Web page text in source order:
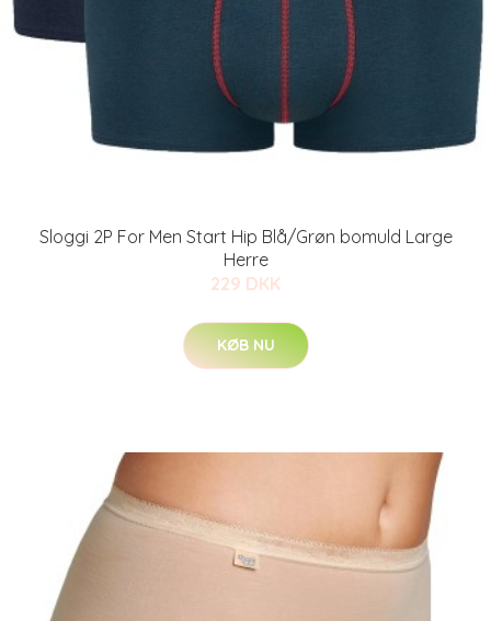
Sloggi 2P For Men Start Hip Blå/Grøn bomuld Large
Herre
229 DKK
KØB NU